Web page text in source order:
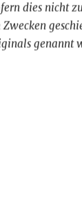
dies nicht zu
genannt